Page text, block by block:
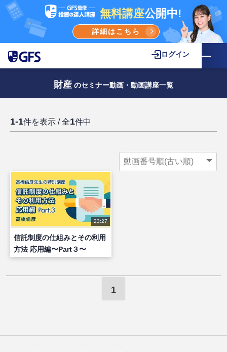
無料講座公開中!
詳細はこちら
ログイン
財産 のセミナー動画・動画講座一覧
1-1件を表示 / 全1件中
23:27
信託制度の仕組みとその利用
方法 応用編〜Part３〜
1